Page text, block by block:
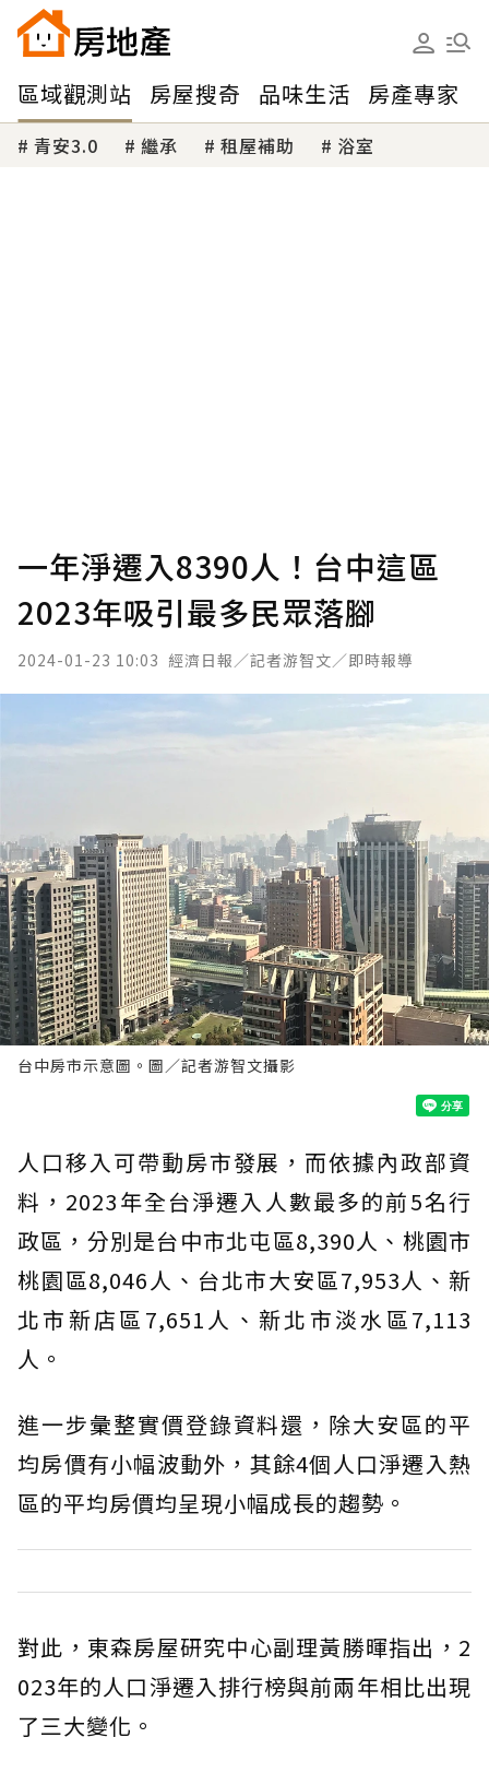
區域觀測站 房屋搜奇 品味生活 房產專家
青安3.0 繼承 租屋補助 浴室
一年淨遷入8390人！台中這區
2023年吸引最多民眾落腳
2024-01-23 10:03 經濟日報／記者游智文／即時報導
台中房市示意圖。圖／記者游智文攝影
人口移入可帶動房市發展，而依據內政部資
料，2023年全台淨遷入人數最多的前5名行
政區，分別是台中市北屯區8,390人、桃園市
桃園區8,046人、台北市大安區7,953人、新
北市新店區7,651人、新北市淡水區7,113
人。
進一步彙整實價登錄資料還，除大安區的平
均房價有小幅波動外，其餘4個人口淨遷入熱
區的平均房價均呈現小幅成長的趨勢。
對此，東森房屋研究中心副理黃勝暉指出，2
023年的人口淨遷入排行榜與前兩年相比出現
了三大變化。